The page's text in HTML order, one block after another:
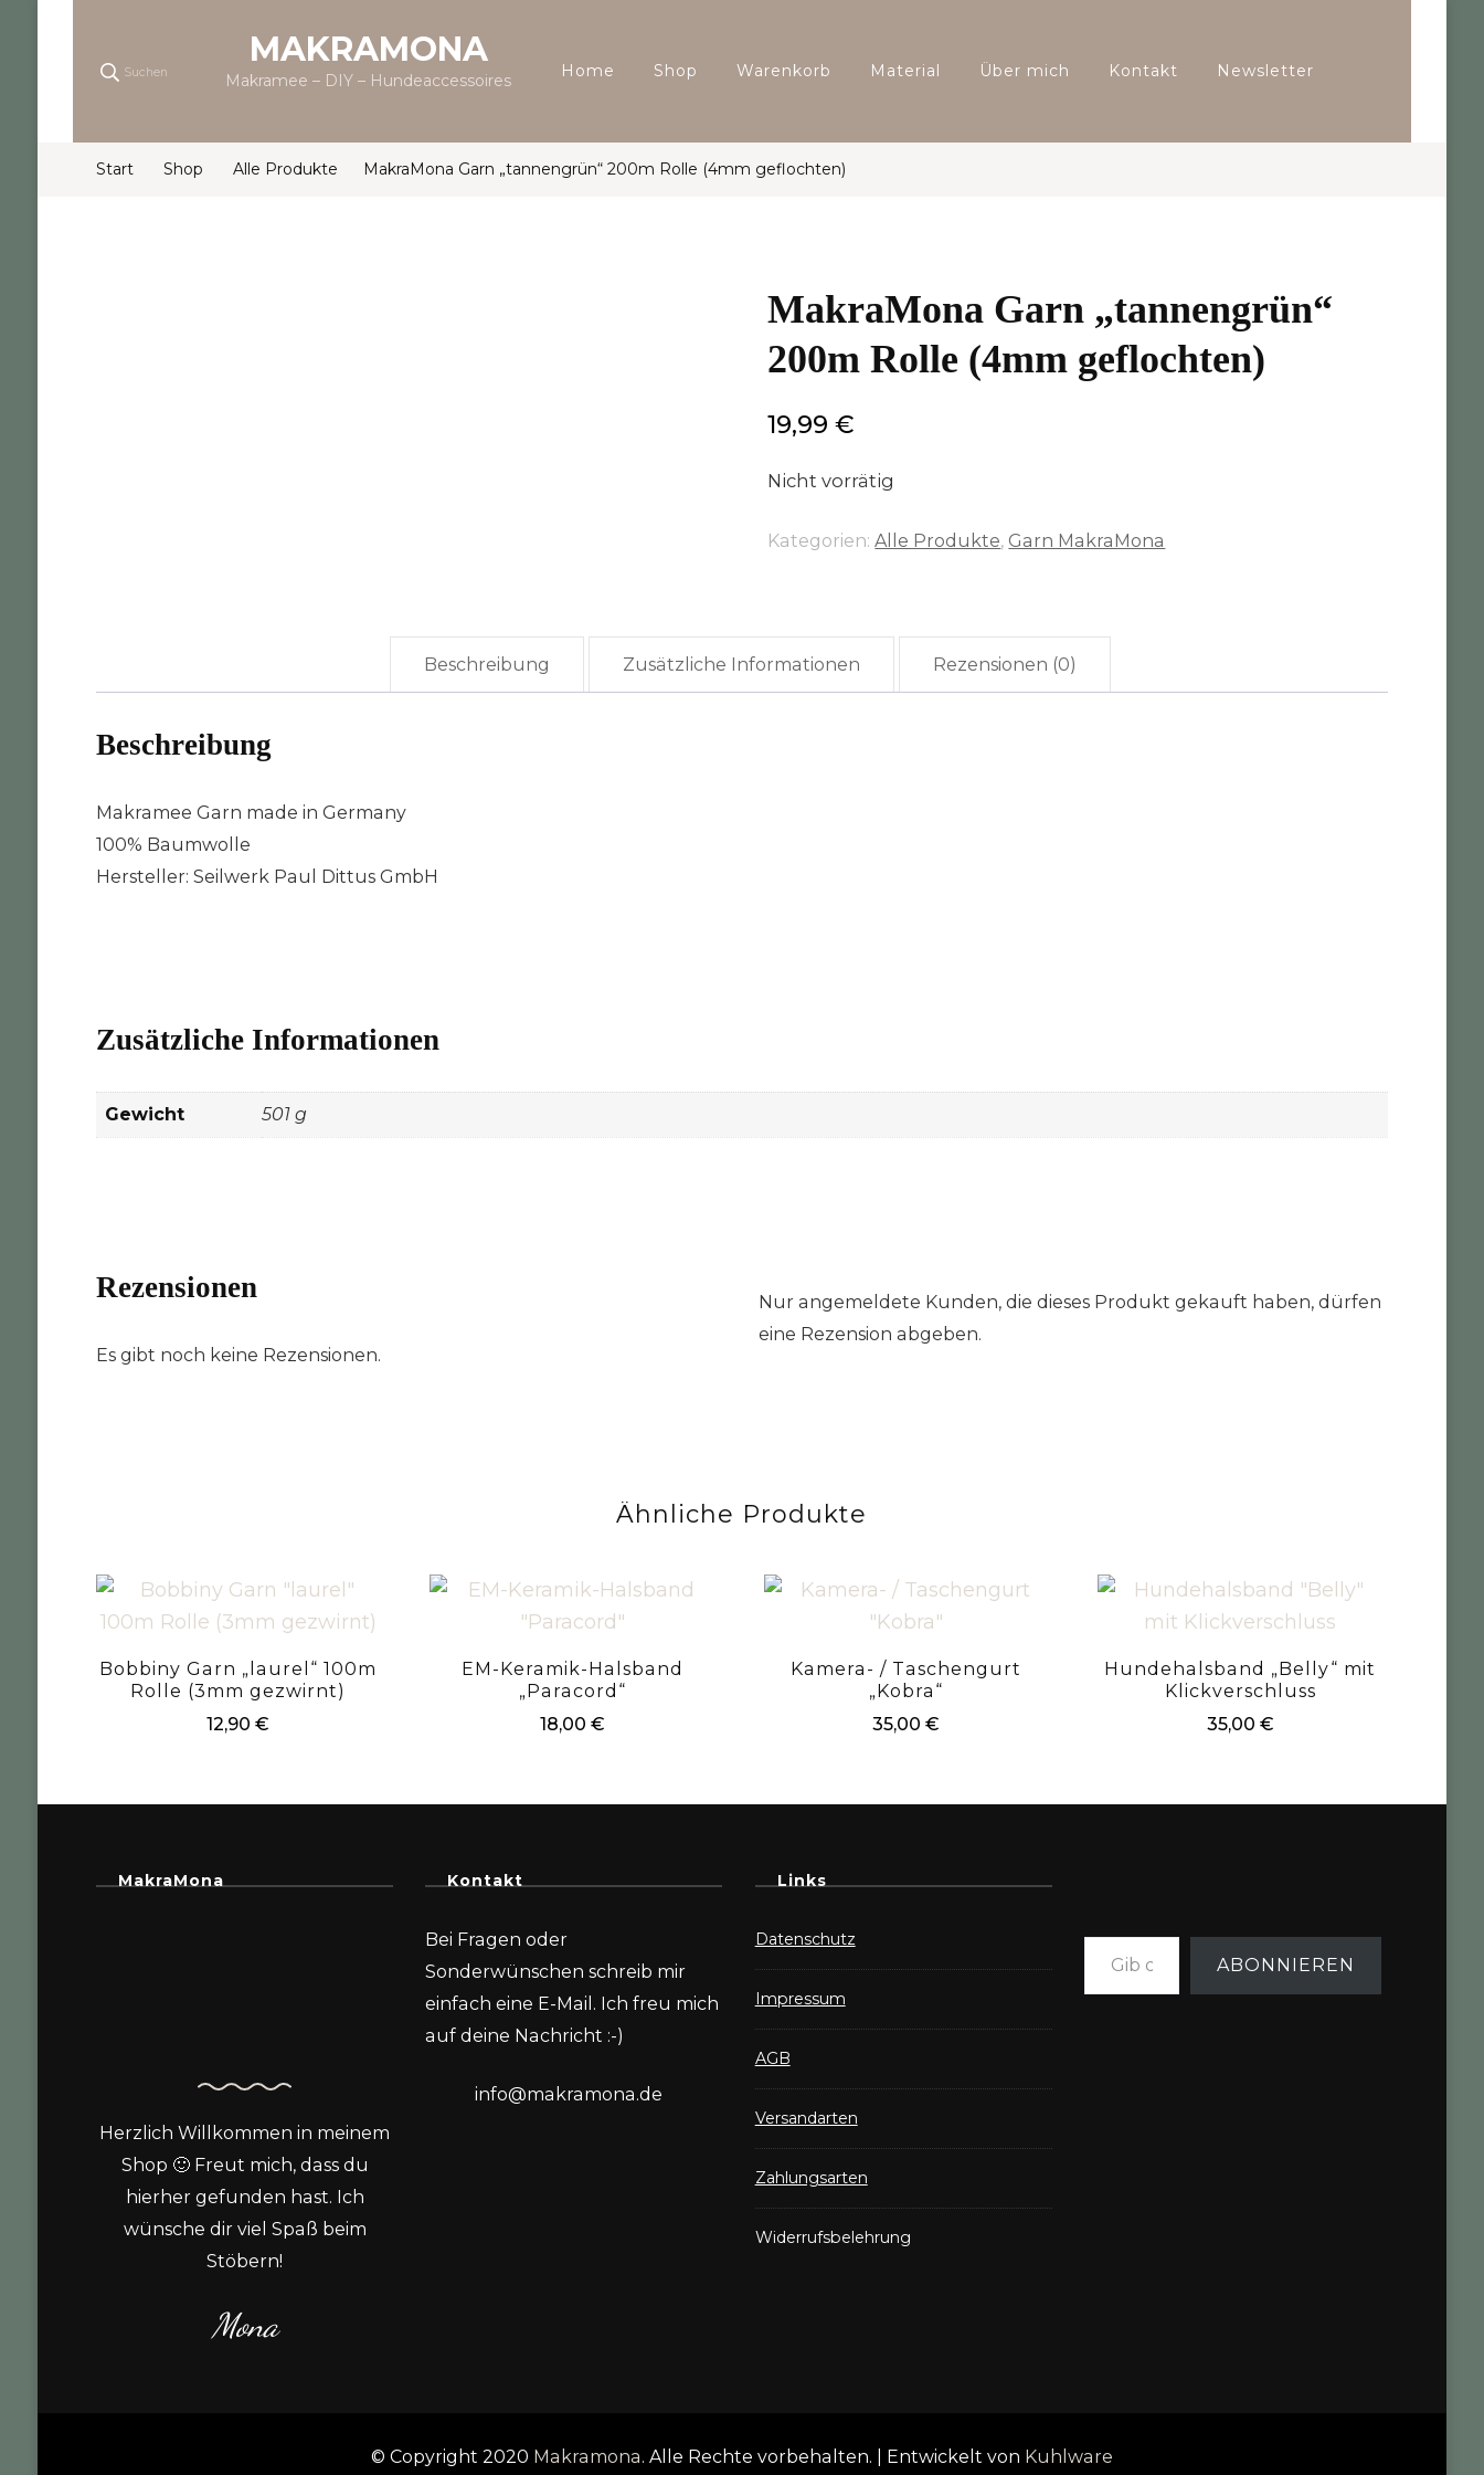
Suchen
MAKRAMONA
Makramee – DIY – Hundeaccessoires Home Shop Warenkorb Material Über mich Kontakt Newsletter
Start Shop Alle Produkte MakraMona Garn „tannengrün“ 200m Rolle (4mm geflochten)
MakraMona Garn „tannengrün“
200m Rolle (4mm geflochten)
19,99€
Nicht vorrätig
Kategorien:Alle Produkte, Garn MakraMona
Beschreibung Zusätzliche Informationen Rezensionen (0)
Beschreibung
Makramee Garn made in Germany
100% Baumwolle
Hersteller: Seilwerk Paul Dittus GmbH
Zusätzliche Informationen
Gewicht 501 g
Rezensionen
Es gibt noch keine Rezensionen.
Nur angemeldete Kunden, die dieses Produkt gekauft haben, dürfen
eine Rezension abgeben.
Ähnliche Produkte
Bobbiny Garn „laurel“ 100m
Rolle (3mm gezwirnt)
12,90€
EM-Keramik-Halsband
„Paracord“
18,00 €
Kamera- / Taschengurt
„Kobra“
35,00€
Hundehalsband „Belly“ mit
Klickverschluss
35,00 €
MakraMona
Herzlich Willkommen in meinem
Shop 🙂 Freut mich, dass du
hierher gefunden hast. Ich
wünsche dir viel Spaß beim
Stöbern!
Mona
Kontakt
Bei Fragen oder
Sonderwünschen schreib mir
einfach eine E-Mail. Ich freu mich
auf deine Nachricht :-)
info@makramona.de
Links
Datenschutz
Impressum
AGB
Versandarten
Zahlungsarten
Widerrufsbelehrung
Gib deine E-Mail-Adresse ein ...
ABONNIEREN
© Copyright 2020 Makramona. Alle Rechte vorbehalten. | Entwickelt von Kuhlware